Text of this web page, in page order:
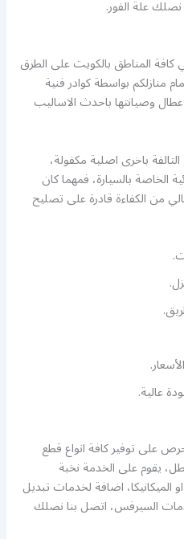
مدار 24 ساعة في كافة المناطق بالكويت على الطرق
منازلكم بواسطة كوادر فنية
وصيانتها باحدث الاساليب
باخرى اصلية مكفولة،
الخاصة بالسيارة، فمهما كان
من الكفاءة قادرة على تصليح
عالية.
على توفير كافة انواع قطع
يقوم على الخدمة نخبة
اضافة لخدمات تبديل
السيرفس، اتصل بنا نصلك